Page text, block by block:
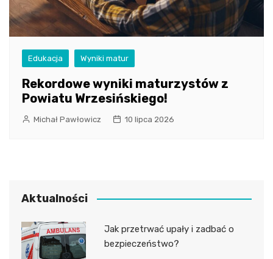
Edukacja Wyniki matur
Rekordowe wyniki maturzystów z
Powiatu Wrzesińskiego!
Michał Pawłowicz 10 lipca 2026
Aktualności
Jak przetrwać upały i zadbać o
bezpieczeństwo?